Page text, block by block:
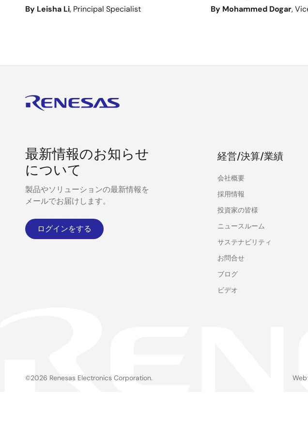
By Leisha Li, Principal Specialist By Mohammed Dogar,
最新情報のお知らせ
について
製品やソリューションの最新情報を
メールでお届けします。
ログインをする
経営/決算/業績
会社概要
採用情報
投資家の皆様
ニュースルーム
サステナビリティ
お問合せ
ブログ
ビデオ
©2026 Renesas Electronics Corporation.